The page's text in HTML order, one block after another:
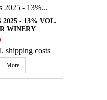
2025 - 13% VOL.
WINERY
shipping costs
More